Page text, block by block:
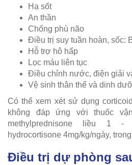
Hạ sốt
An thần
Chống phù não
Điều trị suy tuần hoàn, sốc:
Hỗ trợ hô hấp
Lọc máu liên tục
Điều chỉnh nước, điện giải
Vệ sinh thân thể và dinh
Có thể xem xét sử dụng
không đáp ứng với thuốc
methylprednisone liều 1 -
hydrocortisone 4mg/kg/ngày,
Điều trị dự phòng